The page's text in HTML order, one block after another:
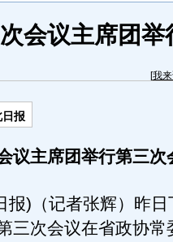
会议主席团举
[我
日报
议主席团举行第三次
)（记者张辉）昨日
三次会议在省政协常